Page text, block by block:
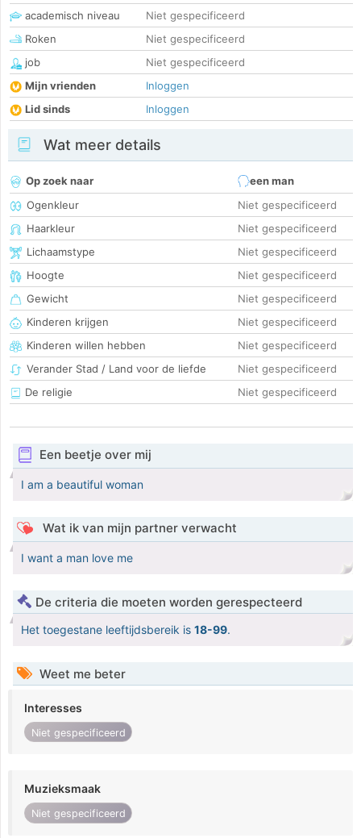
academisch niveau
Niet gespecificeerd
Roken
Niet gespecificeerd
job
Niet gespecificeerd
Mijn vrienden
Inloggen
Lid sinds
Inloggen
Wat meer details
Op zoek naar
een man
Ogenkleur
Niet gespecificeerd
Haarkleur
Niet gespecificeerd
Lichaamstype
Niet gespecificeerd
Hoogte
Niet gespecificeerd
Gewicht
Niet gespecificeerd
Kinderen krijgen
Niet gespecificeerd
Kinderen willen hebben
Niet gespecificeerd
Verander Stad / Land voor de liefde
Niet gespecificeerd
De religie
Niet gespecificeerd
Een beetje over mij
I am a beautiful woman
Wat ik van mijn partner verwacht
I want a man love me
De criteria die moeten worden gerespecteerd
Het toegestane leeftijdsbereik is 18-99.
Weet me beter
Interesses
Niet gespecificeerd
Muzieksmaak
Niet gespecificeerd